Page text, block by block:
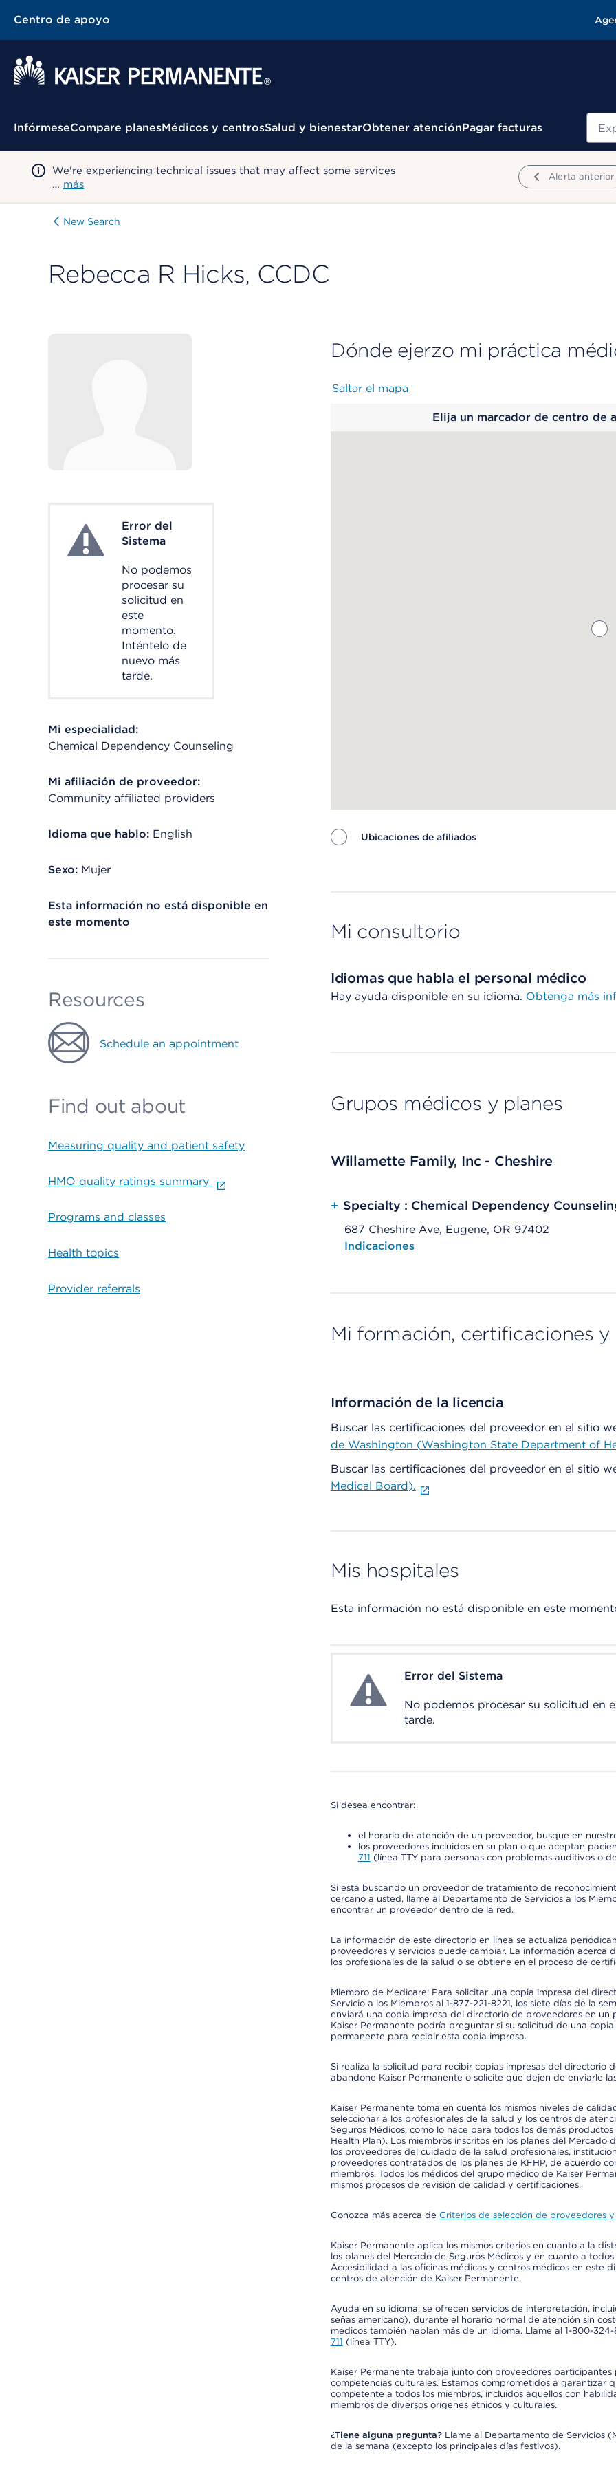
Centro de apoyo
Menú contextual
InfórmeseCompare planesMédicos y centrosSalud y bienestarObtener atenciónPagar facturas
We're experiencing technical issues that may affect some services
… más
Alerta anterior
New Search
Rebecca R Hicks, CCDC
System ErrorError del
Sistema
No podemos
procesar su
solicitud en
este
momento.
Inténtelo de
nuevo más
tarde.
Mi especialidad:
Chemical Dependency Counseling
Mi afiliación de proveedor:
Community affiliated providers
Idioma que hablo: English
Sexo: Mujer
Esta información no está disponible en
este momento
Resources
Schedule an appointment
Find out about
Measuring quality and patient safety
HMO quality ratings summary
Programs and classes
Health topics
Provider referrals
Dónde ejerzo mi práctica
Saltar el mapa
Elija un marcador de centro de
Ubicaciones de afiliados
Mi consultorio
Idiomas que habla el personal médico
Hay ayuda disponible en su idioma. Obtenga más
Grupos médicos y planes
Willamette Family, Inc - Cheshire
+ Specialty : Chemical Dependency
687 Cheshire Ave, Eugene, OR 97402
Opens native map application on mobile devices
Indicaciones
Mi formación, certificaciones y
Información de la licencia
Buscar las certificaciones del proveedor en el sitio
de Washington (Washington State Department of
Buscar las certificaciones del proveedor en el sitio
Medical Board).
Mis hospitales
Esta información no está disponible en este
System ErrorError del Sistema
No podemos procesar su solicitud en
tarde.
Si desea encontrar:
el horario de atención de un proveedor, busque en
los proveedores incluidos en su plan o que aceptan
711 (línea TTY para personas con problemas auditivos o
Si está buscando un proveedor de tratamiento de
cercano a usted, llame al Departamento de Servicios a los
encontrar un proveedor dentro de la red.
La información de este directorio en línea se actualiza
proveedores y servicios puede cambiar. La información acerca
los profesionales de la salud o se obtiene en el proceso de
Miembro de Medicare: Para solicitar una copia impresa del
Servicio a los Miembros al 1-877-221-8221, los siete días de la
enviará una copia impresa del directorio de proveedores en un
Kaiser Permanente podría preguntar si su solicitud de una
permanente para recibir esta copia impresa.
Si realiza la solicitud para recibir copias impresas del directorio
abandone Kaiser Permanente o solicite que dejen de enviarle
Kaiser Permanente toma en cuenta los mismos niveles de
seleccionar a los profesionales de la salud y los centros de
Seguros Médicos, como lo hace para todos los demás
Health Plan). Los miembros inscritos en los planes del Mercado
los proveedores del cuidado de la salud profesionales,
proveedores contratados de los planes de KFHP, de acuerdo
miembros. Todos los médicos del grupo médico de Kaiser
mismos procesos de revisión de calidad y certificaciones.
Conozca más acerca de Criterios de selección de proveedores
Kaiser Permanente aplica los mismos criterios en cuanto a la
los planes del Mercado de Seguros Médicos y en cuanto a
Accesibilidad a las oficinas médicas y centros médicos en este
centros de atención de Kaiser Permanente.
Ayuda en su idioma: se ofrecen servicios de interpretación,
señas americano), durante el horario normal de atención sin
médicos también hablan más de un idioma. Llame al 1-800-
711 (línea TTY).
Kaiser Permanente trabaja junto con proveedores
competencias culturales. Estamos comprometidos a garantizar
competente a todos los miembros, incluidos aquellos con
miembros de diversos orígenes étnicos y culturales.
¿Tiene alguna pregunta?Llame al Departamento de Servicios
de la semana (excepto los principales días festivos).